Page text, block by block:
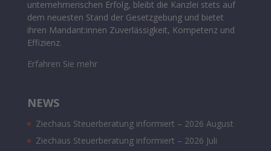
unternehmerischen Erfolg, bleibt die Kanzlei stets auf
dem neuesten Stand der Gesetzgebung und bietet
ihren Mandant:innen Zuverlässigkeit, Kompetenz und
Effizienz.
Erfahren Sie mehr
NEWS
Ziechaus Steuerberatung informiert – 2026 August
Ziechaus Steuerberatung informiert – 2026 Juli